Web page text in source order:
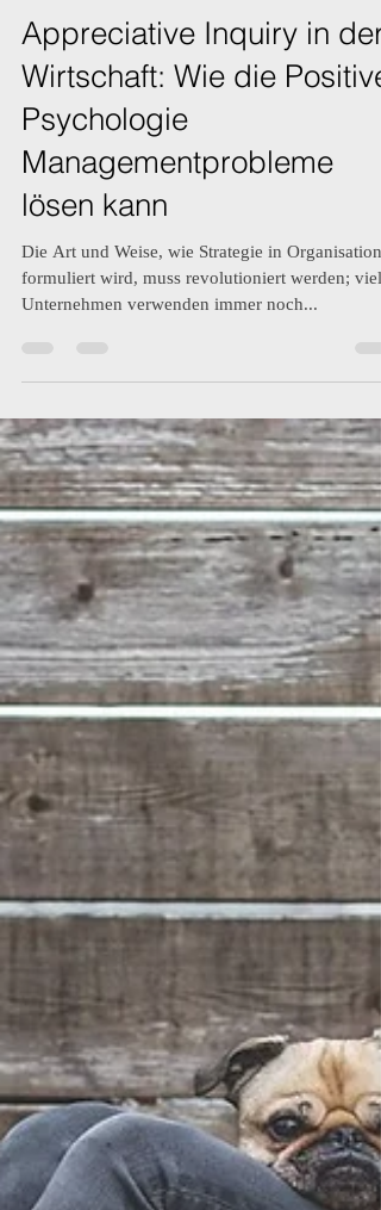
Birgit Ohlin
13. Mai 2020
5 Min. Lesezeit
Psychologie
Managementprobleme
lösen kann
Die Art und Weise, wie Strategie in
formuliert wird, muss revolutioniert werden; viele
Unternehmen verwenden immer noch...